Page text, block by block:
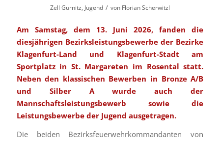
Zell Gurnitz, Jugend / von Florian Scherwitzl
Am Samstag, dem 13. Juni 2026, fanden die
diesjährigen Bezirksleistungsbewerbe der Bezirke
Klagenfurt-Land und Klagenfurt-Stadt am
Sportplatz in St. Margareten im Rosental statt.
Neben den klassischen Bewerben in Bronze A/B
und Silber A wurde auch der
Mannschaftsleistungsbewerb sowie die
Leistungsbewerbe der Jugend ausgetragen.
Die beiden Bezirksfeuerwehrkommandanten von